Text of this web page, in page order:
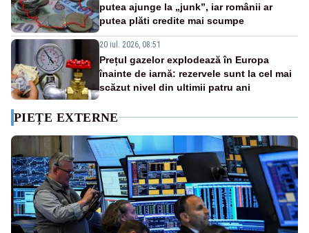
putea ajunge la „junk”, iar românii ar
putea plăti credite mai scumpe
20 iul. 2026, 08:51
Prețul gazelor explodează în Europa
înainte de iarnă: rezervele sunt la cel mai
scăzut nivel din ultimii patru ani
PIEȚE EXTERNE